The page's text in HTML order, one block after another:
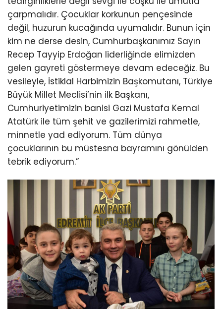
çarpmalıdır. Çocuklar korkunun pençesinde
değil, huzurun kucağında uyumalıdır. Bunun için
kim ne derse desin, Cumhurbaşkanımız Sayın
Recep Tayyip Erdoğan liderliğinde elimizden
gelen gayreti göstermeye devam edeceğiz. Bu
vesileyle, İstiklal Harbimizin Başkomutanı, Türkiye
Büyük Millet Meclisi’nin ilk Başkanı,
Cumhuriyetimizin banisi Gazi Mustafa Kemal
Atatürk ile tüm şehit ve gazilerimizi rahmetle,
minnetle yad ediyorum. Tüm dünya
çocuklarının bu müstesna bayramını gönülden
tebrik ediyorum.”